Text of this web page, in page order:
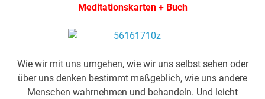
Meditationskarten + Buch
Wie wir mit uns umgehen, wie wir uns selbst sehen oder
über uns denken bestimmt maßgeblich, wie uns andere
Menschen wahrnehmen und behandeln. Und leicht